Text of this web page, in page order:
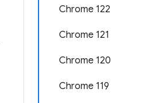
Chrome 122
Chrome 121
Chrome 120
Chrome 119